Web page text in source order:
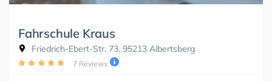
Fahrschule Kraus
Friedrich-Ebert-Str. 73, 95213 Albertsberg
7 Reviews